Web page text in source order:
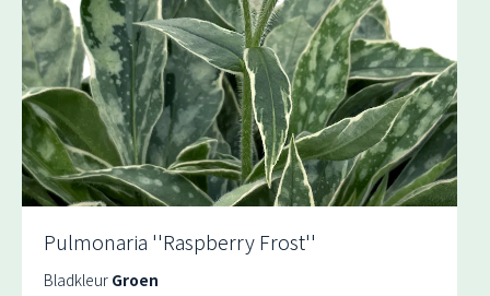
Pulmonaria ''Raspberry Frost''
Bladkleur Groen